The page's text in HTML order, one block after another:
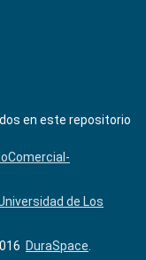
en este repositorio
de Los
DuraSpace